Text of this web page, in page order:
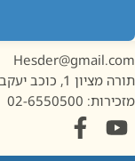
1, כוכב יעקב
02-6550500